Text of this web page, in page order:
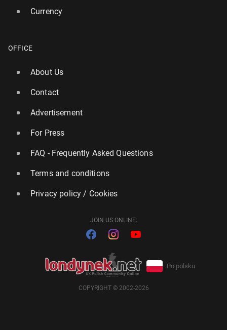
Currency
OFFICE
About Us
Contact
Advertisement
For Press
FAQ - Frequently Asked Questions
Terms and conditions
Privacy policy / Cookies
JOIN US ONLINE:
Po polsku
COPYRIGHT © 2002-2026